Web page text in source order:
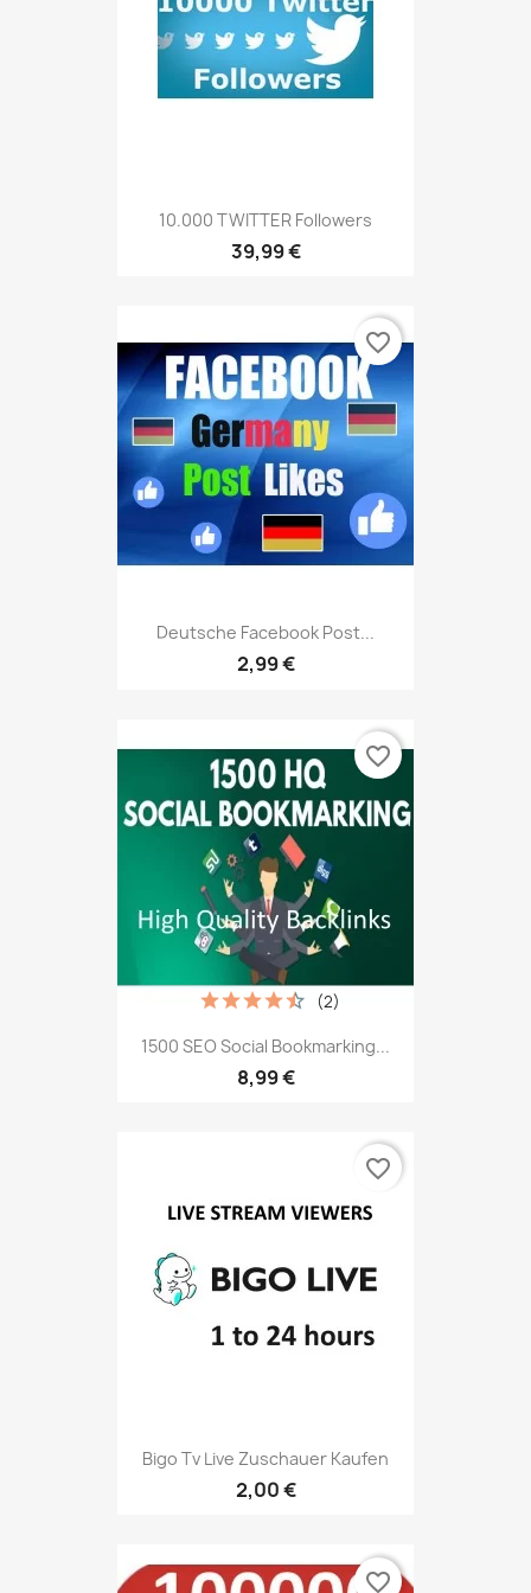
10.000 TWITTER Followers
39,99 €
Deutsche Facebook Post...
2,99 €
favorite_border
1500 SEO Social Bookmarking...
8,99 €
(2)
favorite_border
Bigo Tv Live Zuschauer Kaufen
2,00 €
favorite_border
favorite_border